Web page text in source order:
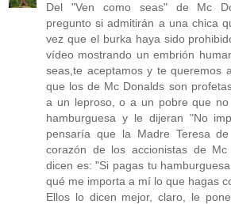
Del "Ven como seas" de Mc
pregunto si admitirán a una chica
vez que el burka haya sido
vídeo mostrando un embrión
seas,te aceptamos y te queremos
que los de Mc Donalds son
a un leproso, o a un pobre que
hamburguesa y le dijeran "No
pensaría que la Madre Teresa
corazón de los accionistas de
dicen es: "Si pagas tu
qué me importa a mí lo que hagas
Ellos lo dicen mejor, claro, le